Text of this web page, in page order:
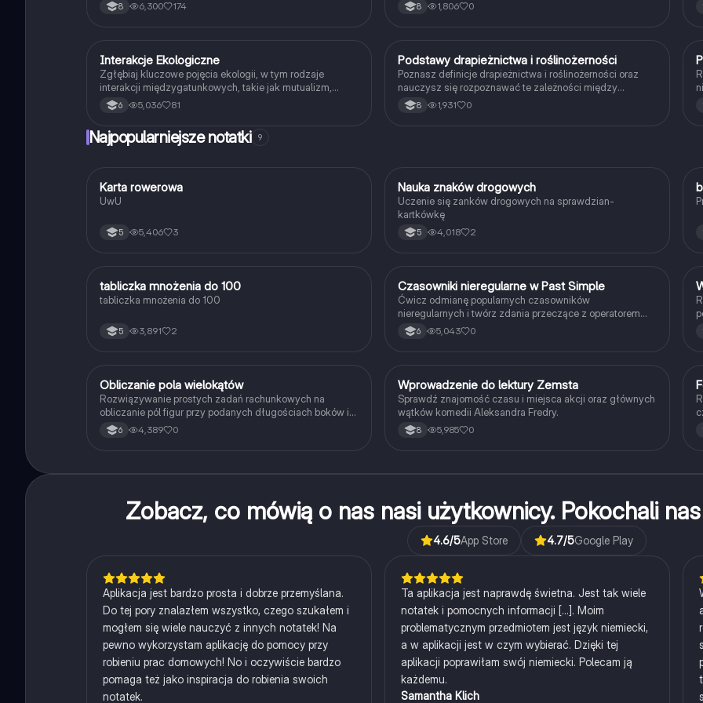
8 6,300 174 8 1,806 0
Biologia
Interakcje Ekologiczne
Zgłębiaj kluczowe pojęcia ekologii, w tym rodzaje
interakcji międzygatunkowych, takie jak mutualizm,
komensalizm, drapieżnictwo i pasożytnictwo. Dowiedz
się o strukturze populacji, ekosystemach oraz
biologii i ekologii. Typ: podsumowanie.
6 5,036 81
PBiologia
Podstawy drapieżnictwa i roślinożerności
Poznasz definicje drapieżnictwa i roślinożerności oraz
nauczysz się rozpoznawać te zależności między
organizmami w przyrodzie.
8 1,931 0
Najpopularniejsze notatki 9
KTechnika
Karta rowerowa
UwU
5 5,406 3
NTechnika
Nauka znaków drogowych
Uczenie się zanków drogowych na sprawdzian-
kartkówkę
5 4,018 2
TMatematyka
tabliczka mnożenia do 100
tabliczka mnożenia do 100
5 3,891 2
CJęzyk angielski
Czasowniki nieregularne w Past Simple
Ćwicz odmianę popularnych czasowników
nieregularnych i twórz zdania przeczące z operatorem
didn't w czasie Past Simple.
6 5,043 0
OMatematyka
Obliczanie pola wielokątów
Rozwiązywanie prostych zadań rachunkowych na
obliczanie pól figur przy podanych długościach boków i
wysokości.
6 4,389 0
WJęzyk polski
Wprowadzenie do lektury Zemsta
Sprawdź znajomość czasu i miejsca akcji oraz głównych
wątków komedii Aleksandra Fredry.
8 5,985 0
Zobacz, co mówią o nas nasi użytkownicy. Pokochali
4.6/5App Store 4.7/5Google Play
Aplikacja jest bardzo prosta i dobrze przemyślana.
Do tej pory znalazłem wszystko, czego szukałem i
mogłem się wiele nauczyć z innych notatek! Na
pewno wykorzystam aplikację do pomocy przy
robieniu prac domowych! No i oczywiście bardzo
pomaga też jako inspiracja do robienia swoich
notatek.
Ta aplikacja jest naprawdę świetna. Jest tak wiele
notatek i pomocnych informacji [...]. Moim
problematycznym przedmiotem jest język niemiecki,
a w aplikacji jest w czym wybierać. Dzięki tej
aplikacji poprawiłam swój niemiecki. Polecam ją
każdemu.
Samantha Klich